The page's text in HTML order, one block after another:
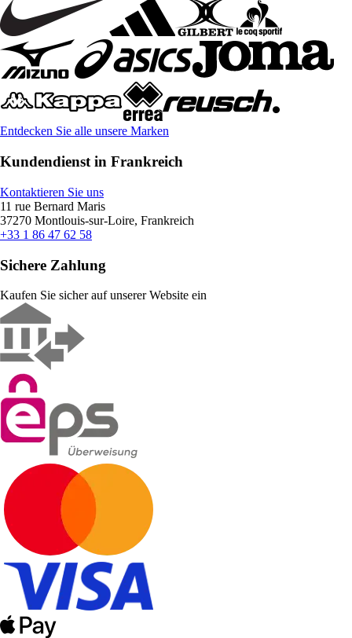
Entdecken Sie alle unsere Marken
Kundendienst in Frankreich
Kontaktieren Sie uns
11 rue Bernard Maris
37270 Montlouis-sur-Loire, Frankreich
+33 1 86 47 62 58
Sichere Zahlung
Kaufen Sie sicher auf unserer Website ein